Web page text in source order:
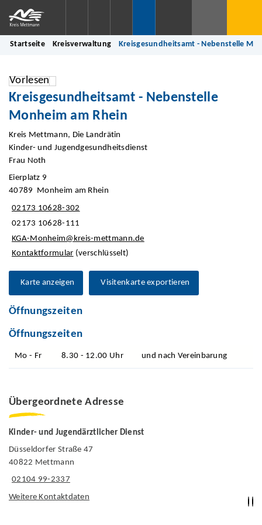
Startseite Kreisverwaltung Kreisgesundheitsamt - Nebenstelle
Vorlesen
Kreisgesundheitsamt - Nebenstelle
Monheim am Rhein
Kreis Mettmann, Die Landrätin
Kinder- und Jugendgesundheitsdienst
Frau Noth
Eierplatz 9
40789 Monheim am Rhein
02173 10628-302
02173 10628-111
KGA-Monheim@kreis-mettmann.de
Kontaktformular (verschlüsselt)
Karte anzeigen Visitenkarte exportieren
Öffnungszeiten
Öffnungszeiten
Mo - Fr 8.30 - 12.00 Uhr und nach Vereinbarung
Übergeordnete Adresse
Kinder- und Jugendärztlicher Dienst
Düsseldorfer Straße 47
40822 Mettmann
02104 99-2337
Weitere Kontaktdaten